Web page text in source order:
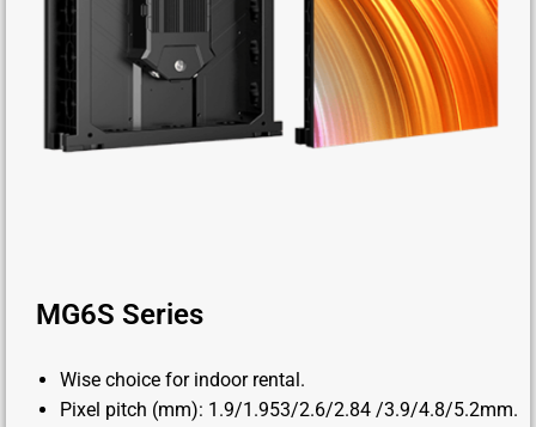
MG6S Series
Wise choice for indoor rental.
Pixel pitch (mm): 1.9/1.953/2.6/2.84 /3.9/4.8/5.2mm.